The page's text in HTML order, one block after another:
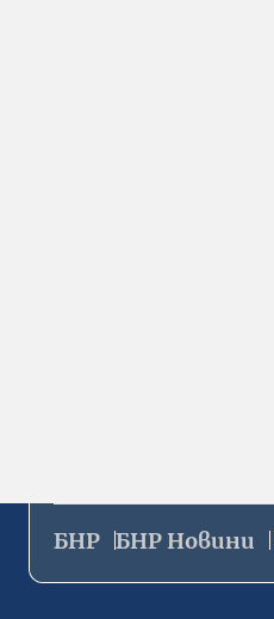
БНР БНР Новини